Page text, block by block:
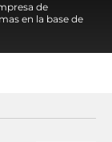
de
en la base de